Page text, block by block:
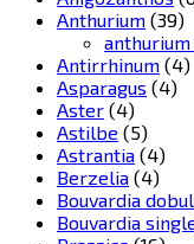
Anthurium (39)
Antirrhinum (4)
Asparagus (4)
Aster (4)
Astilbe (5)
Astrantia (4)
Berzelia (4)
Bouvardia
Bouvardia